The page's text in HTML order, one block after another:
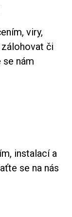
viry,
či
nám
instalací a
se na nás